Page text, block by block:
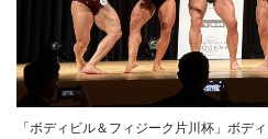
「ボディビル＆フィジーク片川杯」ボデ